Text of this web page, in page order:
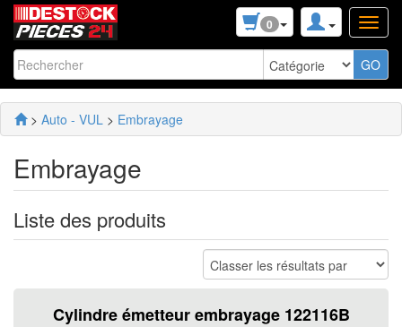
0
> Auto - VUL > Embrayage
Embrayage
Liste des produits
Cylindre émetteur embrayage 122116B